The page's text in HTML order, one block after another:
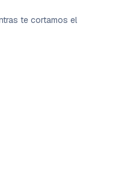
te cortamos el